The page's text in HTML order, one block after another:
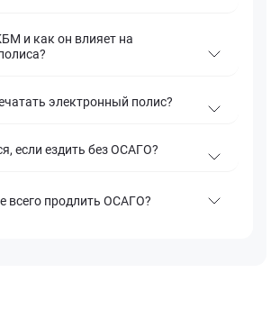
и как он влияет на
электронный полис?
если ездить без ОСАГО?
всего продлить ОСАГО?